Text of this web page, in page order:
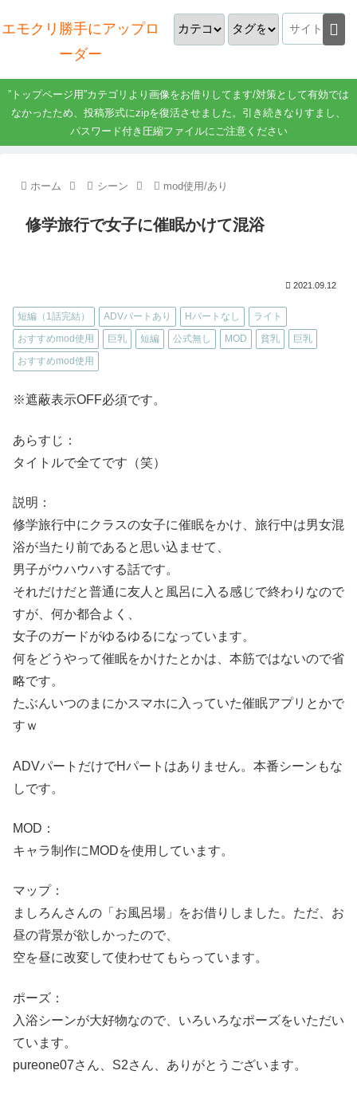
エモクリ勝手にアップロ
ーダー
”トップページ用”カテゴリより画像をお借りしてます/対策として有効では
なかったため、投稿形式にzipを復活させました。引き続きなりすまし、
パスワード付き圧縮ファイルにご注意ください
ホーム シーン mod使用/あり
修学旅行で女子に催眠かけて混浴
2021.09.12
短編（1話完結） ADVパートあり Hパートなし
ライト
おすすめmod使用
巨乳 短編 公式無し MOD 貧乳
巨乳
おすすめmod使用
※遮蔽表示OFF必須です。
あらすじ：
タイトルで全てです（笑）
説明：
修学旅行中にクラスの女子に催眠をかけ、旅行中は男女混
浴が当たり前であると思い込ませて、
男子がウハウハする話です。
それだけだと普通に友人と風呂に入る感じで終わりなので
すが、何か都合よく、
女子のガードがゆるゆるになっています。
何をどうやって催眠をかけたとかは、本筋ではないので省
略です。
たぶんいつのまにかスマホに入っていた催眠アプリとかで
すｗ
ADVパートだけでHパートはありません。本番シーンもな
しです。
MOD：
キャラ制作にMODを使用しています。
マップ：
ましろんさんの「お風呂場」をお借りしました。ただ、お
昼の背景が欲しかったので、
空を昼に改変して使わせてもらっています。
ポーズ：
入浴シーンが大好物なので、いろいろなポーズをいただい
ています。
pureone07さん、S2さん、ありがとうございます。